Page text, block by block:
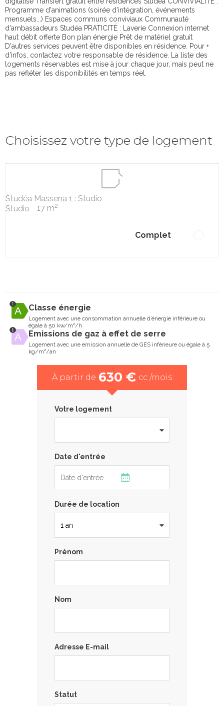
Programme d'animations (soirée d'intégration, événements
mensuels...) Espaces communs conviviaux Communauté
d'ambassadeurs Studéa PRATICITÉ : Laverie Connexion internet
haut débit offerte Bon plan énergie Prêt de matériel gratuit
D'autres services peuvent être disponibles en résidence. Pour +
d'infos, contactez votre responsable de résidence. La liste des
logements réservables est mise à jour chaque jour, mais peut ne
pas refléter les disponibilités en temps réel.
Choisissez votre type de logement
Studéa Massena 1 : Studio
Studio
17 m2
Complet
Classe énergie
Logement avec une consommation annuelle d’énergie inférieure ou
égale à 50 kw/m²/h
Emissions de gaz à effet de serre
Logement avec une emission annuelle de GES inférieure ou égale à 5
kg/m²/an
À partir de 630 € cc /mois
Votre logement
Date d'entrée
Durée de location
Prénom
Nom
Adresse E-mail
Statut